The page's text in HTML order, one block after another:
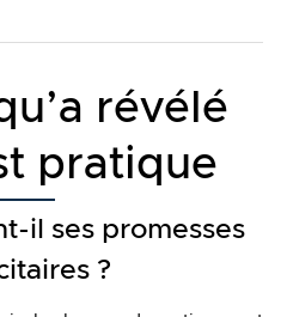
révélé
pratique
il ses promesses
?